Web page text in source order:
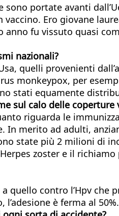
portate avanti
Ero giovane
anno fu vissuto quasi
nazionali?
quelli provenienti
monkeypox, per
stati equamente
sul calo delle
riguarda le
merito ad adulti,
state più 2 milioni di
zoster e il
quello contro l’Hpv
è ferma al